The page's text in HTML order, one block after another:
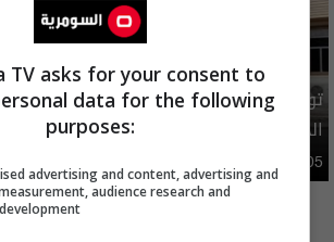
توضيح رسمي بشأن إلغاء شمول فئات من
الحماية الاجتماعية
21.21% 05:43 | 2026-08-05
المزيد
TV asks for your consent to
data for the following
purposes:
advertising and content, advertising and
audience research and